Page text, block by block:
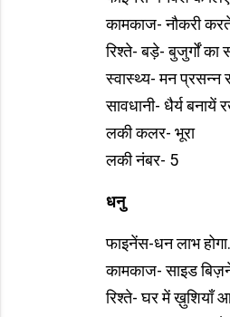
कामकाज- नौकरी
रिश्ते- बड़े- बुजुर्गों का
स्वास्थ्य- मन प्रसन्न
सावधानी- धैर्य बनायें
लकी कलर- भूरा
लकी नंबर- 5
धनु
फाइनेंस-धन लाभ होगा.
कामकाज- साइड
रिश्ते- घर में ख़ुशियाँ